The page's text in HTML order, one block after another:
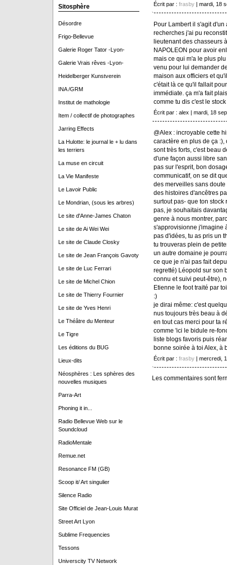
Sitosphère
Désordre
Frigo-Bellevue
Galerie Roger Tator -Lyon-
Galerie Vrais rêves -Lyon-
Heidelberger Kunstverein
INA /GRM
Institut de mathologie
Item / collectif de photographes
Jarring Effects
La Hulotte: le journal le + lu dans
les terriers
La muse en circuit
La Vie Manifeste
Le Lavoir Public
Le Mondrian, (sous les arbres)
Le site d'Anne-James Chaton
Le site de Ai Wei Wei
Le site de Claude Closky
Le site de Jean François Gavoty
Le site de Luc Ferrari
Le site de Michel Chion
Le site de Thierry Fournier
Le site de Yves Henri
Le Théâtre du Menteur
Le Tigre
Les éditions du BUG
Lieux-dits
Néosphères : Les sphères des
nouvelles musiques
Parra-Art
Phoning it in...
Radio Bellevue Web sur le
Soundcloud
RadioMentale
Remue.net
Resonance FM (GB)
Scoop it/ Art singulier
Silence Radio
Site Officiel de Jean-Louis Murat
Street Art Lyon
Sublime Frequencies
Tessons
Universcity TV Network
Écrit par : frasby| mardi, 18
Pour Lambert il s'agit
recherches j'ai pu
lieutenant des chasseurs
NAPOLEON pour avoir
mais ce qui m'a le plus
venu pour lui demander
maison aux officiers et
c'était là ce qu'il fallait
immédiate. ça m'a fait
comme tu dis c'est le
Écrit par : alex | mardi, 18
@Alex : incroyable cette
caractère en plus de ça
sont très forts, c'est beau
d'une façon aussi libre
pas sur l'esprit, bon
communicatif, on se dit
des merveilles sans
des histoires d'ancêtres
surtout pas- que ton stock
pas, je souhaitais
genre à nous montrer,
s'approvisionne j'imagine
pas d'idées, tu as pris un
tu trouveras plein de
un autre domaine je
ce que je n'ai pas fait
regretté) Léopold sur son
connu et suivi peut-être),
Etienne le foot traité par
:)
je dirai même: c'est
nus toujours très beau à
en tout cas merci pour ta
comme 'ici le bidule re-
liste blogs favoris puis
bonne soirée à toi Alex, à
Écrit par : frasby| mercredi,
Les commentaires sont